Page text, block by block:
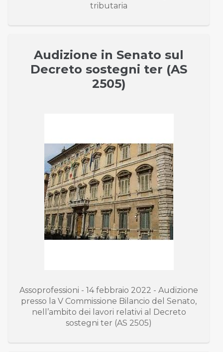
tributaria
Audizione in Senato sul
Decreto sostegni ter (AS
2505)
Assoprofessioni - 14 febbraio 2022 - Audizione
presso la V Commissione Bilancio del Senato,
nell’ambito dei lavori relativi al Decreto
sostegni ter (AS 2505)